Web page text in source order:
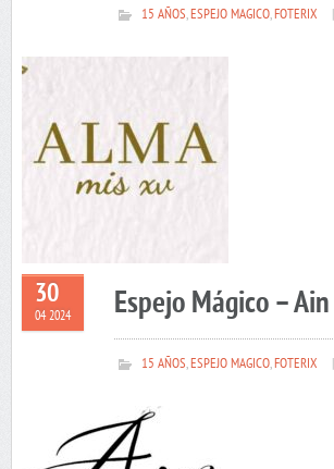
15 AÑOS,ESPEJO MAGICO,FOTERIX
30
04 2024 Espejo Mágico – Ain
15 AÑOS,ESPEJO MAGICO,FOTERIX